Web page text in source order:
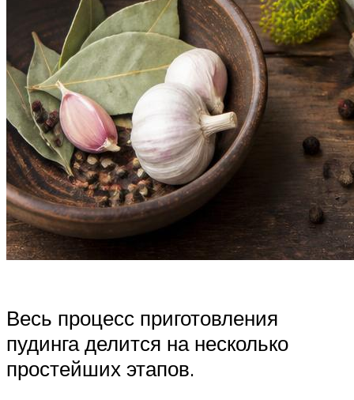
Весь процесс приготовления
пудинга делится на несколько
простейших этапов.